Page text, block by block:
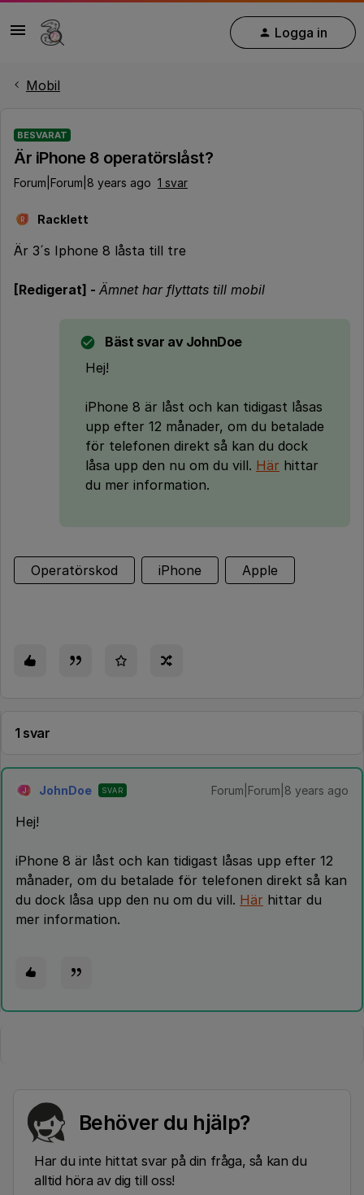
Logga in
Mobil
BESVARAT
Är iPhone 8 operatörslåst?
Forum|Forum|8 years ago 1 svar
R Racklett
Är 3´s Iphone 8 låsta till tre
[Redigerat] - Ämnet har flyttats till mobil
Bäst svar av JohnDoe
Hej!
iPhone 8 är låst och kan tidigast låsas
upp efter 12 månader, om du betalade
för telefonen direkt så kan du dock
låsa upp den nu om du vill. Här hittar
du mer information.
Operatörskod iPhone Apple
1 svar
J JohnDoe SVAR Forum|Forum|8 years ago
Hej!
iPhone 8 är låst och kan tidigast låsas upp efter 12
månader, om du betalade för telefonen direkt så kan
du dock låsa upp den nu om du vill. Här hittar du
mer information.
Behöver du hjälp?
Har du inte hittat svar på din fråga, så kan du
alltid höra av dig till oss!